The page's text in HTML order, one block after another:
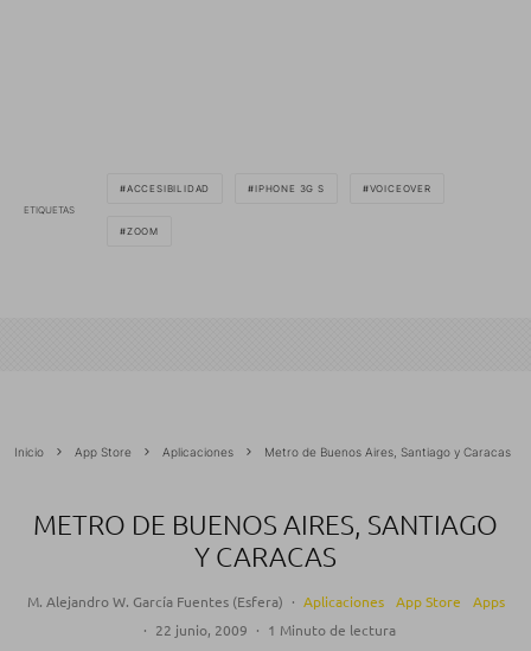
ETIQUETAS
ACCESIBILIDAD IPHONE 3G S VOICEOVER
ZOOM
Inicio App Store Aplicaciones Metro de Buenos Aires, Santiago y Caracas
METRO DE BUENOS AIRES, SANTIAGO
Y CARACAS
M. Alejandro W. García Fuentes (Esfera) · Aplicaciones App Store
Apps
· 22 junio, 2009 · 1 Minuto de lectura